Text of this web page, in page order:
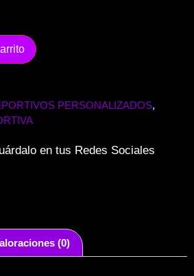
PERSONALIZADOS,
en tus Redes Sociales
(0)